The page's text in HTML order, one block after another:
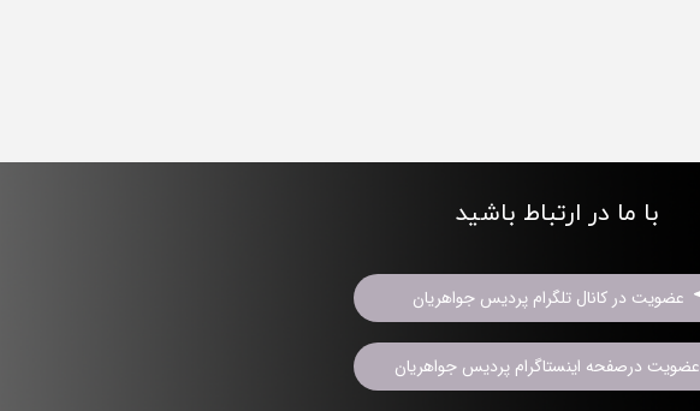
با ما در ارتباط باشید
عضویت در کانال تلگرام پردیس جواهریان
عضویت درصفحه اینستاگرام پردیس جواهریان